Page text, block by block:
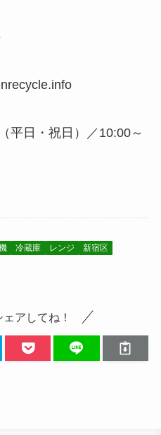
平日・祝日）／10:00～
冷蔵庫 レンジ
新宿区
アしてね！